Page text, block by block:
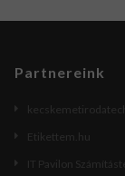
Partnereink
Etikettem.hu
IT Pavilon